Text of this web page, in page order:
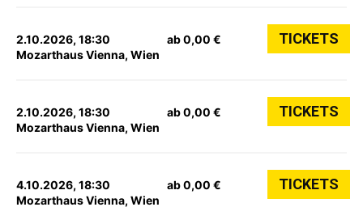
2.10.2026, 18:30
Mozarthaus Vienna, Wien
ab 0,00 € TICKETS
2.10.2026, 18:30
Mozarthaus Vienna, Wien
ab 0,00 € TICKETS
4.10.2026, 18:30
Mozarthaus Vienna, Wien
ab 0,00 € TICKETS